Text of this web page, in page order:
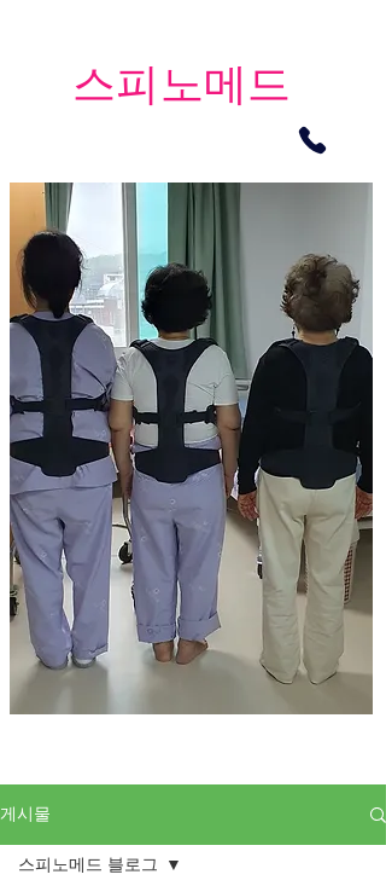
​스피노메드
게시물
스피노메드 블로그